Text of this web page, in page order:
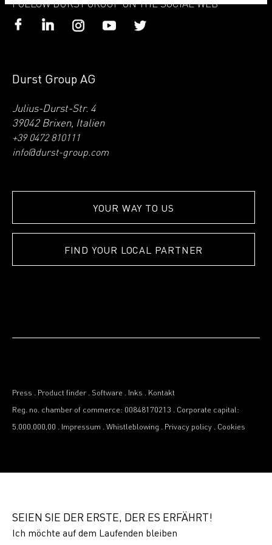
FOLLOW DURST GROUP ON THE SOCIAL WEB
Durst Group AG
Julius-Durst-Str. 4
39042 Brixen, Italien
+39 0472 810111
info@durst-group.com
YOUR WAY TO US
FIND YOUR LOCAL PARTNER
Press . Product finder . Software . Inks . Kontakt
Reg. no. chamber of commerce: 00848170213 . Corporate capital:
5.000.000,00 . Impressum . Whistleblowing . Privacy policy . Cookies
SEIEN SIE DER ERSTE, DER ES ERFÄHRT!
Ich möchte auf dem Laufenden bleiben